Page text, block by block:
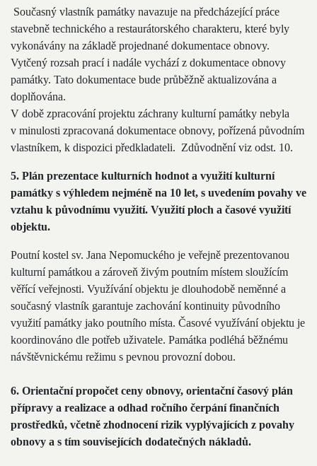
Současný vlastník památky navazuje na předcházející práce
stavebně technického a restaurátorského charakteru, které byly
vykonávány na základě projednané dokumentace obnovy.
Vytčený rozsah prací i nadále vychází z dokumentace obnovy
památky. Tato dokumentace bude průběžně aktualizována a
doplňována.
V době zpracování projektu záchrany kulturní památky nebyla
v minulosti zpracovaná dokumentace obnovy, pořízená původním
vlastníkem, k dispozici předkladateli. Zdůvodnění viz odst. 10.
5. Plán prezentace kulturních hodnot a využití kulturní
památky s výhledem nejméně na 10 let, s uvedením povahy ve
vztahu k původnímu využití. Využití ploch a časové využití
objektu.
Poutní kostel sv. Jana Nepomuckého je veřejně prezentovanou
kulturní památkou a zároveň živým poutním místem sloužícím
věřící veřejnosti. Využívání objektu je dlouhodobě neměnné a
současný vlastník garantuje zachování kontinuity původního
využití památky jako poutního místa. Časové využívání objektu je
koordinováno dle potřeb uživatele. Památka podléhá běžnému
návštěvnickému režimu s pevnou provozní dobou.
6. Orientační propočet ceny obnovy, orientační časový plán
přípravy a realizace a odhad ročního čerpání finančních
prostředků, včetně zhodnocení rizik vyplývajících z povahy
obnovy a s tím souvisejících dodatečných nákladů.